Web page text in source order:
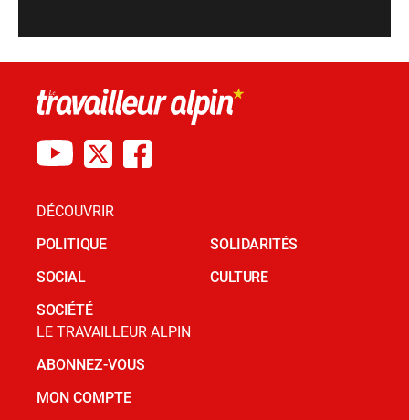
DÉCOUVRIR
POLITIQUE
SOCIAL
SOCIÉTÉ
SOLIDARITÉS
CULTURE
LE TRAVAILLEUR ALPIN
ABONNEZ-VOUS
MON COMPTE